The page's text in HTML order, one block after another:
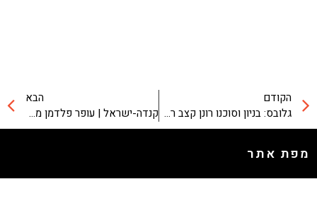
הקודם
גלובס: בניון וסוכנו רונן קצב רכשו 4 דירות במגדל W PRIME
הבא
קנדה-ישראל | עופר פלדמן מתארח בסודות הנדל"ן בערוץ 10
מפת אתר